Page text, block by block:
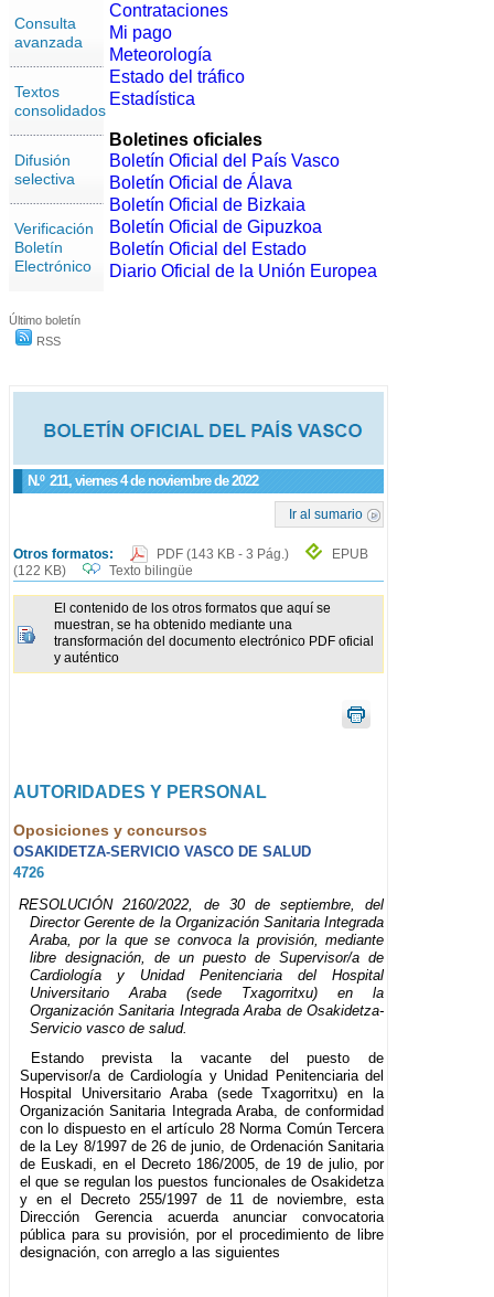
Consulta
avanzada
Textos
consolidados
Difusión
selectiva
Verificación
Boletín
Electrónico
Último boletín
RSS
N.º 211, viernes 4 de noviembre de 2022
Ir al sumario
Otros formatos: PDF (143 KB - 3 Pág.)
EPUB
(122 KB)
Texto bilingüe
El contenido de los otros formatos que aquí se
muestran, se ha obtenido mediante una
transformación del documento electrónico PDF oficial
y auténtico
AUTORIDADES Y PERSONAL
Oposiciones y concursos
OSAKIDETZA-SERVICIO VASCO DE SALUD
4726
RESOLUCIÓN 2160/2022, de 30 de septiembre, del
Director Gerente de la Organización Sanitaria Integrada
Araba, por la que se convoca la provisión, mediante
libre designación, de un puesto de Supervisor/a de
Cardiología y Unidad Penitenciaria del Hospital
Universitario Araba (sede Txagorritxu) en la
Organización Sanitaria Integrada Araba de Osakidetza-
Servicio vasco de salud.
Estando prevista la vacante del puesto de
Supervisor/a de Cardiología y Unidad Penitenciaria del
Hospital Universitario Araba (sede Txagorritxu) en la
Organización Sanitaria Integrada Araba, de conformidad
con lo dispuesto en el artículo 28 Norma Común Tercera
de la Ley 8/1997 de 26 de junio, de Ordenación Sanitaria
de Euskadi, en el Decreto 186/2005, de 19 de julio, por
el que se regulan los puestos funcionales de Osakidetza
y en el Decreto 255/1997 de 11 de noviembre, esta
Dirección Gerencia acuerda anunciar convocatoria
pública para su provisión, por el procedimiento de libre
designación, con arreglo a las siguientes
Contrataciones
Mi pago
Meteorología
Estado del tráfico
Estadística
Boletines oficiales
Boletín Oficial del País Vasco
Boletín Oficial de Álava
Boletín Oficial de Bizkaia
Boletín Oficial de Gipuzkoa
Boletín Oficial del Estado
Diario Oficial de la Unión Europea